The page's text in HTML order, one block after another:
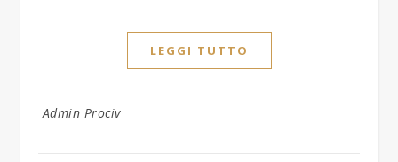
LEGGI TUTTO
Admin Prociv